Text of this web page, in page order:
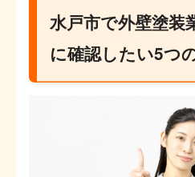
水戸市で外壁塗装
に確認したい5つ